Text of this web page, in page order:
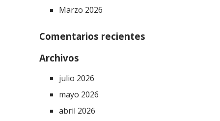
Marzo 2026
Comentarios recientes
Archivos
julio 2026
mayo 2026
abril 2026